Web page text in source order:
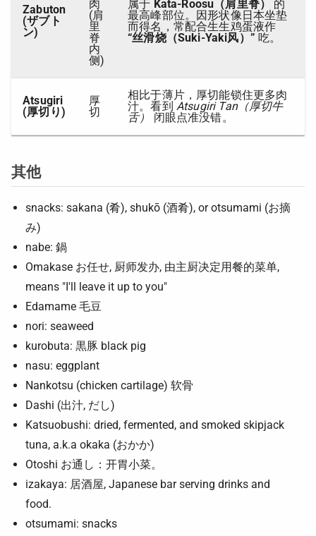
Zabuton
(ザブト
ン)
肉
(肩
里
脊
内
侧)
属于 Kata-Roosu（肩里脊）
的
最高峰部位。因形状像日本坐垫
而得名，常配合生生鸡蛋液作
“丝滑烧（Suki-Yaki风）” 吃。
Atsugiri
(厚切り)
厚
切
相比于薄片，厚切能锁住更多肉
汁。看到 Atsugiri Tan（厚切牛
舌）
闭眼点准没错。
其他
snacks: sakana (肴), shukō (酒肴), or otsumami (お摘
み)
nabe: 鍋
Omakase お任せ, 厨师发办, 由主厨决定用餐的菜单,
means "I'll leave it up to you"
Edamame 毛豆
nori: seaweed
kurobuta: 黒豚 black pig
nasu: eggplant
Nankotsu (chicken cartilage) 软骨
Dashi (出汁, だし)
Katsuobushi: dried, fermented, and smoked skipjack
tuna, a.k.a okaka (おかか)
Otoshi お通し：开胃小菜。
izakaya: 居酒屋, Japanese bar serving drinks and
food.
otsumami: snacks